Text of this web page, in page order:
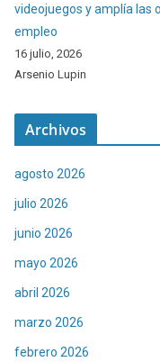
videojuegos y amplía las
empleo
16 julio, 2026
Arsenio Lupin
Archivos
agosto 2026
julio 2026
junio 2026
mayo 2026
abril 2026
marzo 2026
febrero 2026